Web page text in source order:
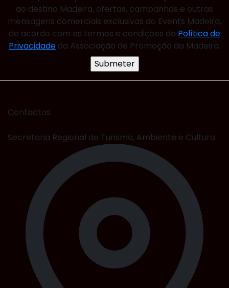
ao destino Madeira, ofertas, campanhas e outras
mensagens comerciais exclusivas do Events Madeira,
de acordo com os termos e condições da Política de
Privacidade da Associação de Promoção da Madeira.
Contactos
Secretaria Regional de Turismo, Ambiente e Cultura